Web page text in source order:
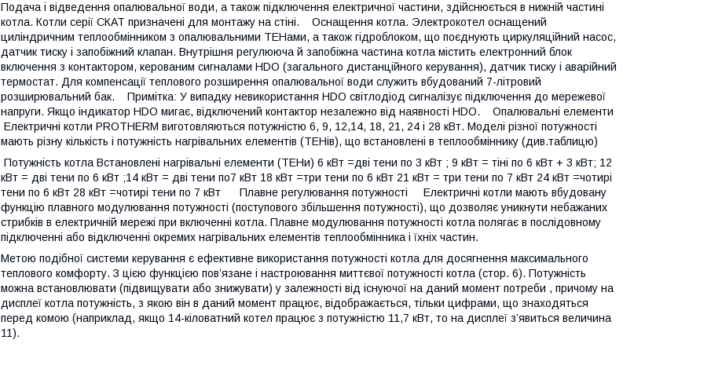
Подача і відведення опалювальної води, а також підключення електричної частини, здійснюється в нижній частині
котла. Котли серії СКАТ призначені для монтажу на стіні. Оснащення котла. Электрокотел оснащений
циліндричним теплообмінником з опалювальними ТЕНами, а також гідроблоком, що поєднують циркуляційний насос,
датчик тиску і запобіжний клапан. Внутрішня регулююча й запобіжна частина котла містить електронний блок
включення з контактором, керованим сигналами HDO (загального дистанційного керування), датчик тиску і аварійний
термостат. Для компенсації теплового розширення опалювальної води служить вбудований 7-літровий
розширювальний бак. Примітка: У випадку невикористання HDO світлодіод сигналізує підключення до мережевої
напруги. Якщо індикатор HDO мигає, відключений контактор незалежно від наявності HDO. Опалювальні елементи
Електричні котли PROTHERM виготовляються потужністю 6, 9, 12,14, 18, 21, 24 і 28 кВт. Моделі різної потужності
мають різну кількість і потужність нагрівальних елементів (ТЕНів), що встановлені в теплообміннику (див.таблицю)
Потужність котла Встановлені нагрівальні елементи (ТЕНи) 6 кВт =дві тени по 3 кВт ; 9 кВт = тіні по 6 кВт + 3 кВт; 12
кВт = дві тени по 6 кВт ;14 кВт = дві тени по7 кВт 18 кВт =три тени по 6 кВт 21 кВт = три тени по 7 кВт 24 кВт =чотирі
тени по 6 кВт 28 кВт =чотирі тени по 7 кВт Плавне регулювання потужності Електричні котли мають вбудовану
функцію плавного модулювання потужності (поступового збільшення потужності), що дозволяє уникнути небажаних
стрибків в електричній мережі при включенні котла. Плавне модулювання потужності котла полягає в послідовному
підключенні або відключенні окремих нагрівальних елементів теплообмінника і їхніх частин.
Метою подібної системи керування є ефективне використання потужності котла для досягнення максимального
теплового комфорту. З цією функцією пов’язане і настроювання миттєвої потужності котла (стор. 6). Потужність
можна встановлювати (підвищувати або знижувати) у залежності від існуючої на даний момент потреби , причому на
дисплеї котла потужність, з якою він в даний момент працює, відображається, тільки цифрами, що знаходяться
перед комою (наприклад, якщо 14-кіловатний котел працює з потужністю 11,7 кВт, то на дисплеї з’явиться величина
11).